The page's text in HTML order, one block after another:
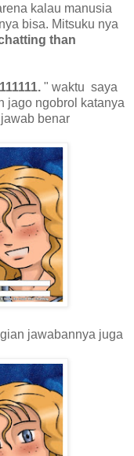
kalau manusia
bisa. Mitsuku nya
than
" waktu saya
jago ngobrol katanya
benar
jawabannya juga